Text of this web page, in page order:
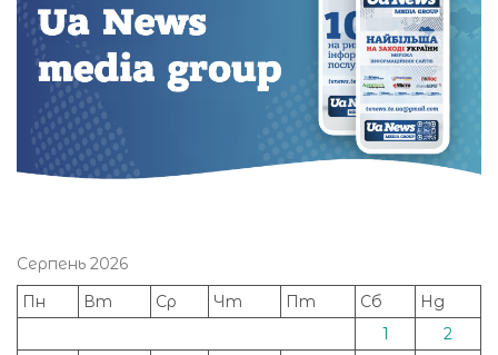
Серпень 2026
Пн
Вт Ср Чт Пт Сб
Нд
1
2